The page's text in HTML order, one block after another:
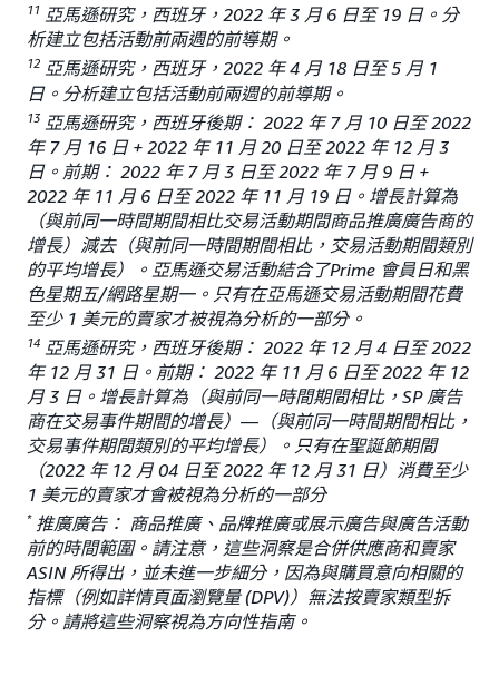
11 亞馬遜研究，西班牙，2022 年 3 月 6 日至 19 日。分
析建立包括活動前兩週的前導期。
12 亞馬遜研究，西班牙，2022 年 4 月 18 日至 5 月 1
日。分析建立包括活動前兩週的前導期。
13 亞馬遜研究，西班牙後期： 2022 年 7 月 10 日至 2022
年 7 月 16 日 + 2022 年 11 月 20 日至 2022 年 12 月 3
日。前期： 2022 年 7 月 3 日至 2022 年 7 月 9 日 +
2022 年 11 月 6 日至 2022 年 11 月 19 日。增長計算為
（與前同一時間期間相比交易活動期間商品推廣廣告商的
增長）減去（與前同一時間期間相比，交易活動期間類別
的平均增長）。亞馬遜交易活動結合了Prime 會員日和黑
色星期五/網路星期一。只有在亞馬遜交易活動期間花費
至少 1 美元的賣家才被視為分析的一部分。
14 亞馬遜研究，西班牙後期： 2022 年 12 月 4 日至 2022
年 12 月 31 日。前期： 2022 年 11 月 6 日至 2022 年 12
月 3 日。增長計算為（與前同一時間期間相比，SP 廣告
商在交易事件期間的增長）—（與前同一時間期間相比，
交易事件期間類別的平均增長）。只有在聖誕節期間
（2022 年 12 月 04 日至 2022 年 12 月 31 日）消費至少
1 美元的賣家才會被視為分析的一部分
*推廣廣告： 商品推廣、品牌推廣或展示廣告與廣告活動
前的時間範圍。請注意，這些洞察是合併供應商和賣家
ASIN 所得出，並未進一步細分，因為與購買意向相關的
指標（例如詳情頁面瀏覽量 (DPV)）無法按賣家類型拆
分。請將這些洞察視為方向性指南。